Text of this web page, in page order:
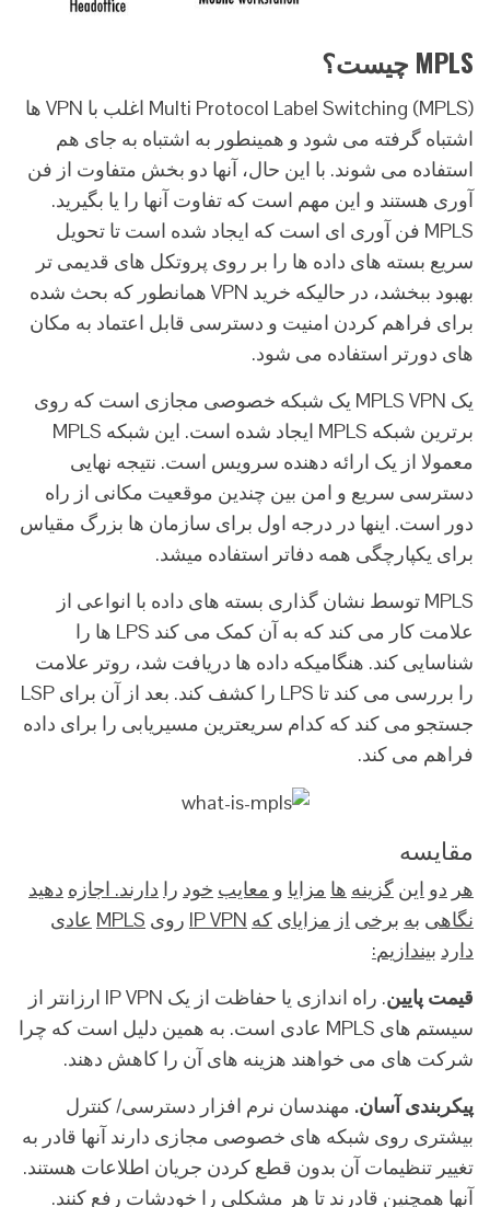
MPLS چیست؟
(Multi Protocol Label Switching (MPLS اغلب با VPN ها
اشتباه گرفته می شود و همینطور به اشتباه به جای هم
استفاده می شوند. با این حال، آنها دو بخش متفاوت از فن
آوری هستند و این مهم است که تفاوت آنها را یا بگیرید.
MPLS فن آوری ای است که ایجاد شده است تا تحویل
سریع بسته های داده ها را بر روی پروتکل های قدیمی تر
بهبود ببخشد، در حالیکه خرید VPN همانطور که بحث شده
برای فراهم کردن امنیت و دسترسی قابل اعتماد به مکان
های دورتر استفاده می شود.
یک MPLS VPN یک شبکه خصوصی مجازی است که روی
برترین شبکه MPLS ایجاد شده است. این شبکه MPLS
معمولا از یک ارائه دهنده سرویس است. نتیجه نهایی
دسترسی سریع و امن بین چندین موقعیت مکانی از راه
دور است. اینها در درجه اول برای سازمان ها بزرگ مقیاس
برای یکپارچگی همه دفاتر استفاده میشد.
MPLS توسط نشان گذاری بسته های داده با انواعی از
علامت کار می کند که به آن کمک می کند LPS ها را
شناسایی کند. هنگامیکه داده ها دریافت شد، روتر علامت
را بررسی می کند تا LPS را کشف کند. بعد از آن برای LSP
جستجو می کند که کدام سریعترین مسیریابی را برای داده
فراهم می کند.
مقایسه
هر دو این گزینه ها مزایا و معایب خود را دارند. اجازه دهید
نگاهی به برخی از مزایای که IP VPN روی MPLS عادی
دارد بیندازیم:
قیمت پایین
. راه اندازی یا حفاظت از یک IP VPN ارزانتر از
سیستم های MPLS عادی است. به همین دلیل است که چرا
شرکت های می خواهند هزینه های آن را کاهش دهند.
پیکربندی آسان. مهندسان نرم افزار دسترسی/ کنترل
بیشتری روی شبکه های خصوصی مجازی دارند آنها قادر به
تغییر تنظیمات آن بدون قطع کردن جریان اطلاعات هستند.
آنها همچنین قادرند تا هر مشکلی را خودشات رفع کنند.